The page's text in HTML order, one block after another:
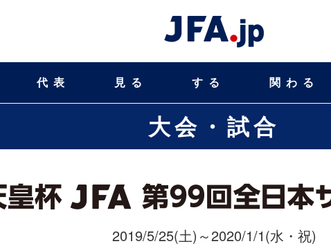
代表 見る する 関わる
大会・試合
2019/5/25(土)～2020/1/1(水・祝)